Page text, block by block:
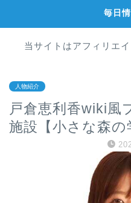
毎日
当サイトはアフィリエ
人物紹介
戸倉恵利香wiki
施設【小さな森の